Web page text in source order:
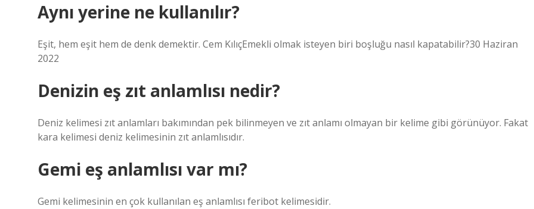
Aynı yerine ne kullanılır?
Eşit, hem eşit hem de denk demektir. Cem KılıçEmekli olmak isteyen biri boşluğu nasıl kapatabilir?30 Haziran
2022
Denizin eş zıt anlamlısı nedir?
Deniz kelimesi zıt anlamları bakımından pek bilinmeyen ve zıt anlamı olmayan bir kelime gibi görünüyor. Fakat
kara kelimesi deniz kelimesinin zıt anlamlısıdır.
Gemi eş anlamlısı var mı?
Gemi kelimesinin en çok kullanılan eş anlamlısı feribot kelimesidir.